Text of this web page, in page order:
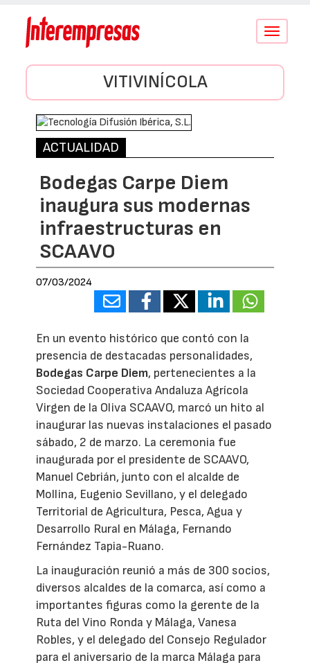
Conmutar
VITIVINÍCOLA
ACTUALIDAD
Bodegas Carpe Diem
inaugura sus modernas
infraestructuras en
SCAAVO
07/03/2024
En un evento histórico que contó con la
presencia de destacadas personalidades,
Bodegas Carpe Diem, pertenecientes a la
Sociedad Cooperativa Andaluza Agrícola
Virgen de la Oliva SCAAVO, marcó un hito al
inaugurar las nuevas instalaciones el pasado
sábado, 2 de marzo. La ceremonia fue
inaugurada por el presidente de SCAAVO,
Manuel Cebrián, junto con el alcalde de
Mollina, Eugenio Sevillano, y el delegado
Territorial de Agricultura, Pesca, Agua y
Desarrollo Rural en Málaga, Fernando
Fernández Tapia-Ruano.
La inauguración reunió a más de 300 socios,
diversos alcaldes de la comarca, así como a
importantes figuras como la gerente de la
Ruta del Vino Ronda y Málaga, Vanesa
Robles, y el delegado del Consejo Regulador
para el aniversario de la marca Málaga para